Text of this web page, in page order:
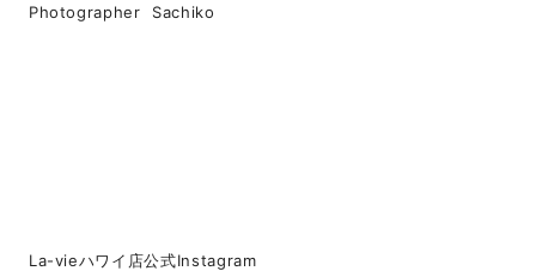
Photographer Sachiko
La-vieハワイ店公式Instagram